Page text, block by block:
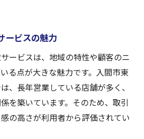
ービスの魅力
ービスは、地域の特性や顧客のニ
る点が大きな魅力です。入間市東
、長年営業している店舗が多く、
を築いています。そのため、取引
の高さが利用者から評価されてい